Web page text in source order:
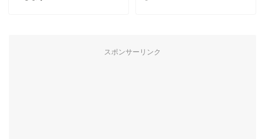
スポンサーリンク